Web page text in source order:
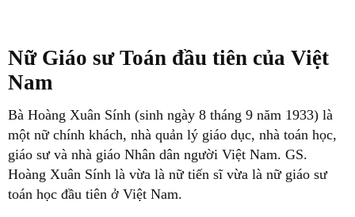
Nữ Giáo sư Toán đầu tiên của Việt
Nam
Bà Hoàng Xuân Sính (sinh ngày 8 tháng 9 năm 1933) là
một nữ chính khách, nhà quản lý giáo dục, nhà toán học,
giáo sư và nhà giáo Nhân dân người Việt Nam. GS.
Hoàng Xuân Sính là vừa là nữ tiến sĩ vừa là nữ giáo sư
toán học đầu tiên ở Việt Nam.